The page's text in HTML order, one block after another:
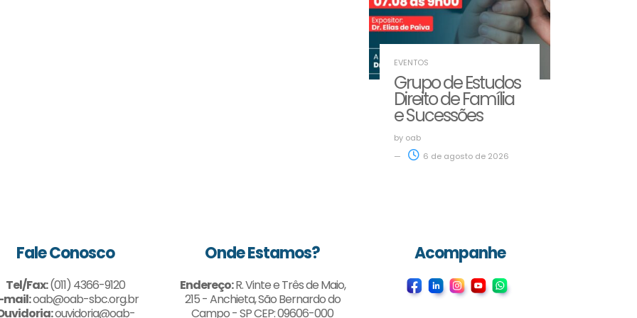
EVENTOS
Grupo de Estudos
Direito de Família
e Sucessões
by oab
6 de agosto de 2026
Fale Conosco
Tel/Fax:(011) 4366-9120
mail:oab@oab-sbc.org.br
ouvidoria@oab-
Onde Estamos?
Endereço:R. Vinte e Três de Maio,
215 - Anchieta, São Bernardo do
Campo - SP CEP: 09606-000
Acompanhe